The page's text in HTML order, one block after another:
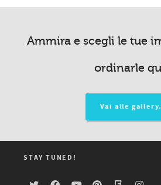
Ammira e scegli le tue
ordinarle
Vai alle gallery.
STAY TUNED!